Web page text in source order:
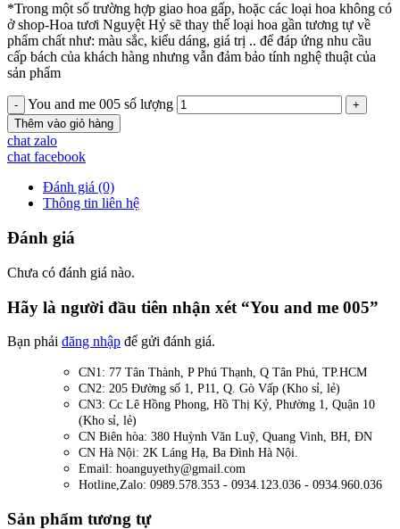
*Trong một số trường hợp giao hoa gấp, hoặc các loại hoa không có
ở shop-Hoa tươi Nguyệt Hỷ sẽ thay thế loại hoa gần tương tự về
phẩm chất như: màu sắc, kiểu dáng, giá trị .. để đáp ứng nhu cầu
cấp bách của khách hàng nhưng vẫn đảm bảo tính nghệ thuật của
sản phẩm
You and me 005 số lượng
Thêm vào giỏ hàng
chat zalo
chat facebook
Đánh giá (0)
Thông tin liên hệ
Đánh giá
Chưa có đánh giá nào.
Hãy là người đầu tiên nhận xét “You and me 005”
Bạn phải đăng nhập để gửi đánh giá.
CN1: 77 Tân Thành, P Phú Thạnh, Q Tân Phú, TP.HCM
CN2: 205 Đường số 1, P11, Q. Gò Vấp (Kho sỉ, lẻ)
CN3: Cc Lê Hồng Phong, Hồ Thị Kỷ, Phường 1, Quận 10
(Kho sỉ, lẻ)
CN Biên hòa: 380 Huỳnh Văn Luỹ, Quang Vinh, BH, ĐN
CN Hà Nội: 2K Láng Hạ, Ba Đình Hà Nội.
Email: hoanguyethy@gmail.com
Hotline,Zalo: 0989.578.353 - 0934.123.036 - 0934.960.036
Sản phẩm tương tự